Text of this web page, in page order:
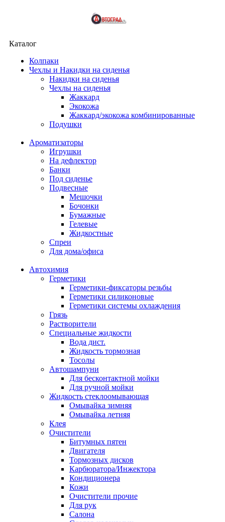
Каталог
Колпаки
Чехлы и Накидки на сиденья
Накидки на сиденья
Чехлы на сиденья
Жаккард
Экокожа
Жаккард/экокожа комбинированные
Подушки
Ароматизаторы
Игрушки
На дефлектор
Банки
Под сиденье
Подвесные
Мешочки
Бочонки
Бумажные
Гелевые
Жидкостные
Спреи
Для дома/офиса
Автохимия
Герметики
Герметики-фиксаторы резьбы
Герметики силиконовые
Герметики системы охлаждения
Грязь
Растворители
Специальные жидкости
Вода дист.
Жидкость тормозная
Тосолы
Автошампуни
Для бесконтактной мойки
Для ручной мойки
Жидкость стеклоомывающая
Омывайка зимняя
Омывайка летняя
Клея
Очистители
Битумных пятен
Двигателя
Тормозных дисков
Карбюратора/Инжектора
Кондиционера
Кожи
Очистители прочие
Для рук
Салона